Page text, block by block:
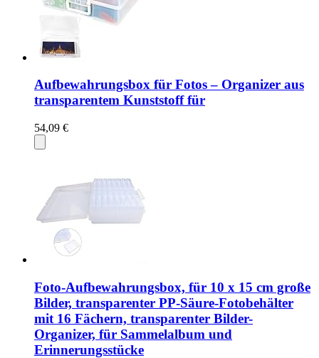
Aufbewahrungsbox für Fotos – Organizer aus
transparentem Kunststoff für
54,09 €
Foto-Aufbewahrungsbox, für 10 x 15 cm große
Bilder, transparenter PP-Säure-Fotobehälter
mit 16 Fächern, transparenter Bilder-
Organizer, für Sammelalbum und
Erinnerungsstücke